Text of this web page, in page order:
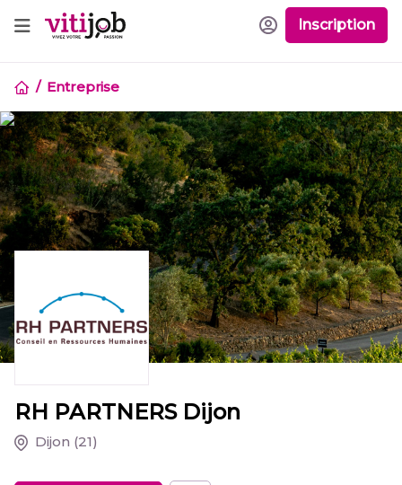
Inscription
Entreprise
RH PARTNERS Dijon
Dijon (21)